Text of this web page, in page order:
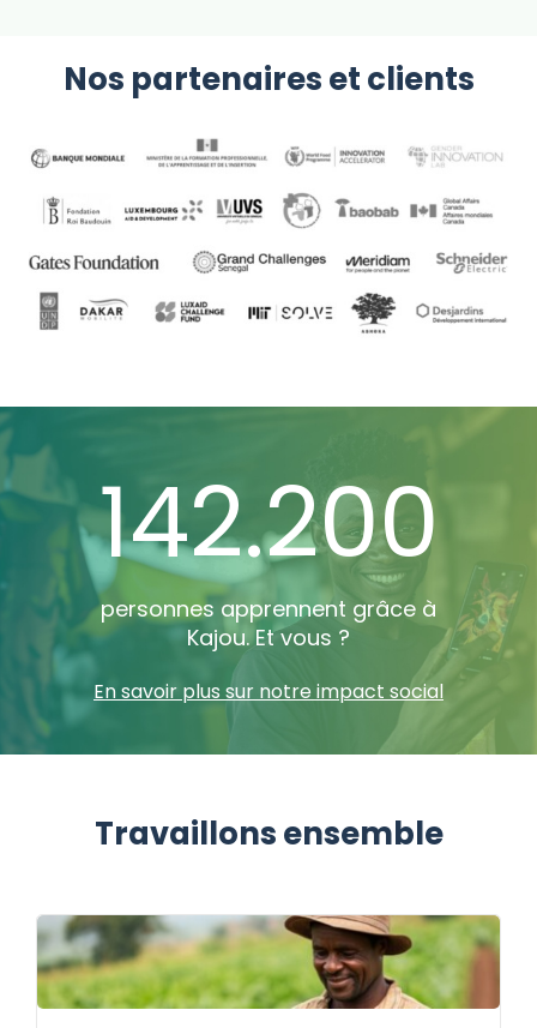
Nos partenaires et clients
180.000
personnes apprennent grâce à
Kajou. Et vous ?
En savoir plus sur notre impact social
Travaillons ensemble